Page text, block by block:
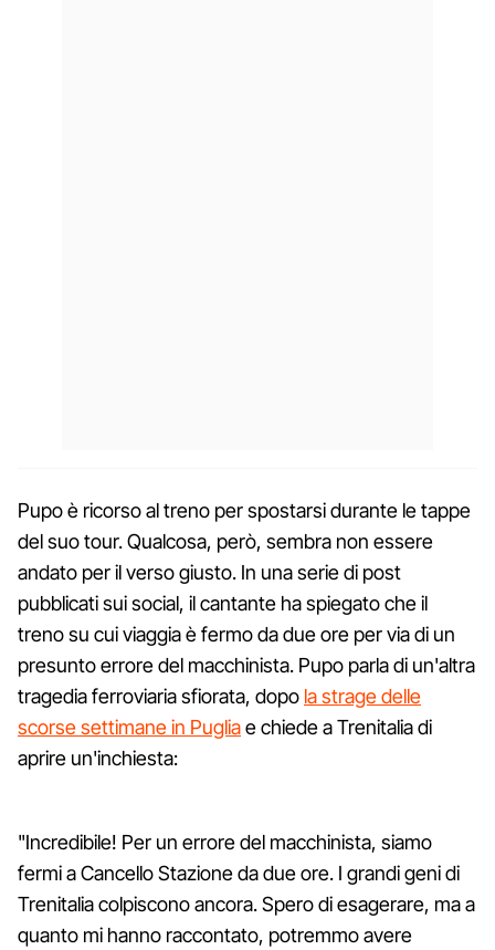
Pupo è ricorso al treno per spostarsi durante le tappe
del suo tour. Qualcosa, però, sembra non essere
andato per il verso giusto. In una serie di post
pubblicati sui social, il cantante ha spiegato che il
treno su cui viaggia è fermo da due ore per via di un
presunto errore del macchinista. Pupo parla di un'altra
tragedia ferroviaria sfiorata, dopo la strage delle
scorse settimane in Pugliae chiede a Trenitalia di
aprire un'inchiesta:
"Incredibile! Per un errore del macchinista, siamo
fermi a Cancello Stazione da due ore. I grandi geni di
Trenitalia colpiscono ancora. Spero di esagerare, ma a
quanto mi hanno raccontato, potremmo avere